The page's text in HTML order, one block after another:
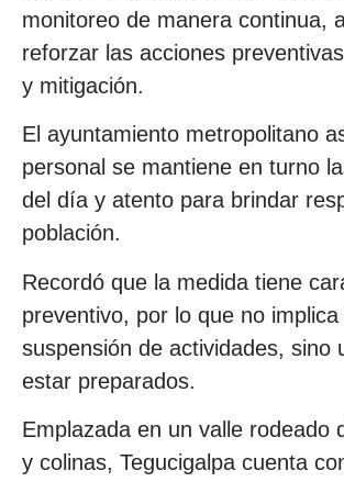
monitoreo de manera continua,
reforzar las acciones
y mitigación.
El ayuntamiento metropolitano
personal se mantiene en turno
del día y atento para brindar
población.
Recordó que la medida tiene
preventivo, por lo que no implica
suspensión de actividades, sino
estar preparados.
Emplazada en un valle rodeado
y colinas, Tegucigalpa cuenta